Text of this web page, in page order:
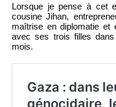
Lorsque je pense à cet
cousine Jihan,
maîtrise en diplomatie et
avec ses trois filles
mois.